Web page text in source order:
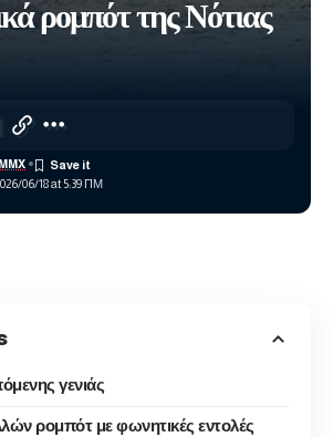
ρομπότ της Νότιας
06/18 at 5:39 ΠΜ
γενιάς
ρομπότ με φωνητικές εντολές